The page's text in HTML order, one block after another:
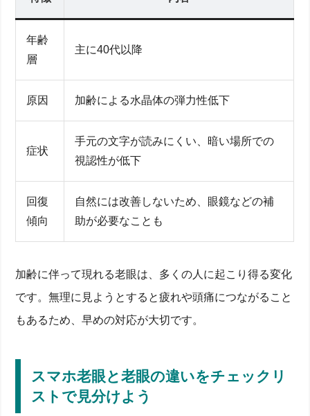
年齢
層
主に40代以降
原因 加齢による水晶体の弾力性低下
症状
手元の文字が読みにくい、暗い場所での
視認性が低下
回復
傾向
自然には改善しないため、眼鏡などの補
助が必要なことも
加齢に伴って現れる老眼は、多くの人に起こり得る変化
です。無理に見ようとすると疲れや頭痛につながること
もあるため、早めの対応が大切です。
スマホ老眼と老眼の違いをチェックリ
ストで見分けよう